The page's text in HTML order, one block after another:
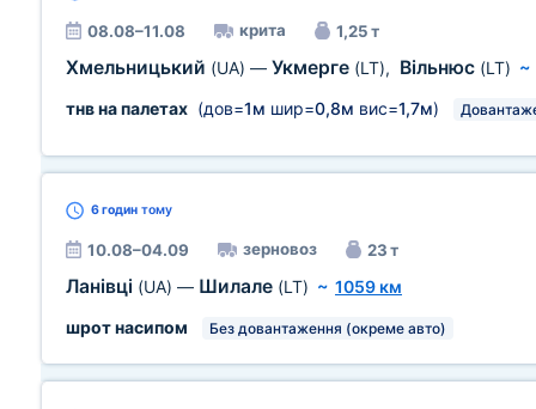
08.08–11.08 крита 1,25 т
Хмельницький (UA) — Укмерге (LT), Вільнюс (LT) ~
тнв на палетах (дов=1м шир=0,8м вис=1,7м)
6 годин тому
10.08–04.09 зерновоз 23 т
Ланівці (UA) — Шилале (LT) ~ 1059 км
шрот насипом
Без довантаження (окреме авто)